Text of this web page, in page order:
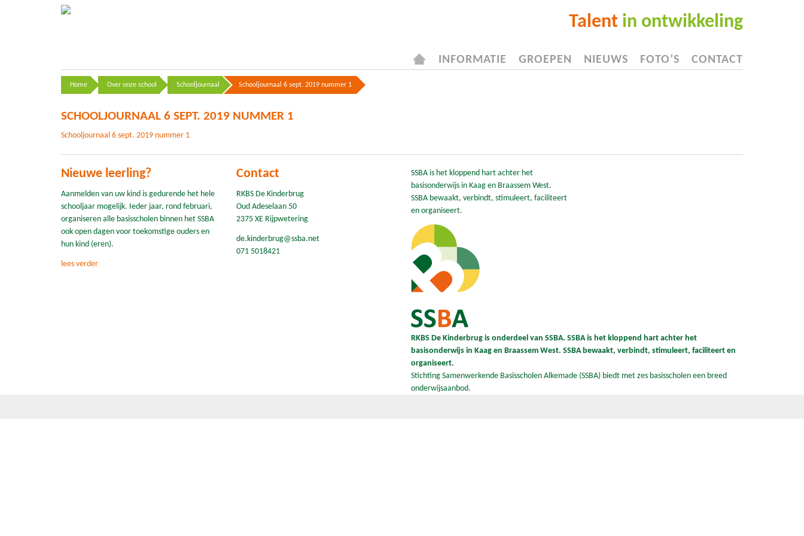
Talent in ontwikkeling
INFORMATIE GROEPEN NIEUWS FOTO’S CONTACT
Home Over onze school Schooljournaal Schooljournaal 6 sept. 2019 nummer 1
SCHOOLJOURNAAL 6 SEPT. 2019 NUMMER 1
Schooljournaal 6 sept. 2019 nummer 1
Nieuwe leerling?
Aanmelden van uw kind is gedurende het hele
schooljaar mogelijk. Ieder jaar, rond februari,
organiseren alle basisscholen binnen het SSBA
ook open dagen voor toekomstige ouders en
hun kind (eren).
lees verder
Contact
RKBS De Kinderbrug
Oud Adeselaan 50
2375 XE Rijpwetering
de.kinderbrug@ssba.net
071 5018421
SSBA is het kloppend hart achter het
basisonderwijs in Kaag en Braassem West.
SSBA bewaakt, verbindt, stimuleert, faciliteert
en organiseert.
RKBS De Kinderbrug is onderdeel van SSBA. SSBA is het kloppend hart achter het
basisonderwijs in Kaag en Braassem West. SSBA bewaakt, verbindt, stimuleert, faciliteert en
organiseert.
Stichting Samenwerkende Basisscholen Alkemade (SSBA) biedt met zes basisscholen een breed
onderwijsaanbod.